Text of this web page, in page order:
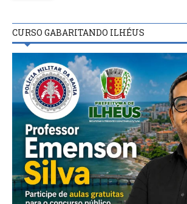
CURSO GABARITANDO ILHÉUS